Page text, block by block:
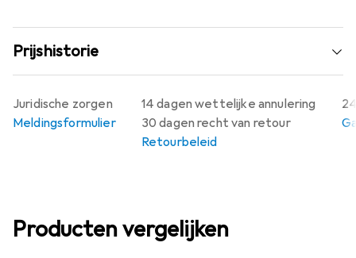
Prijshistorie
14 dagen wettelijke annulering
30 dagen recht van retour
Retourbeleid
Juridische zorgen
Meldingsformulier
Producten vergelijken